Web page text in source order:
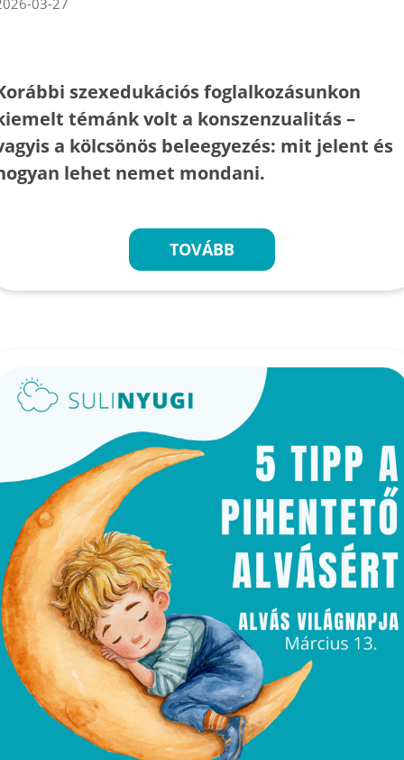
03-27
szexedukációs foglalkozásunkon
témánk volt a konszenzualitás –
a kölcsönös beleegyezés: mit jelent és
lehet nemet mondani.
TOVÁBB